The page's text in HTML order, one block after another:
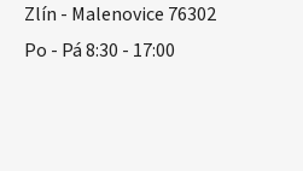
Zlín - Malenovice 76302
Po - Pá 8:30 - 17:00